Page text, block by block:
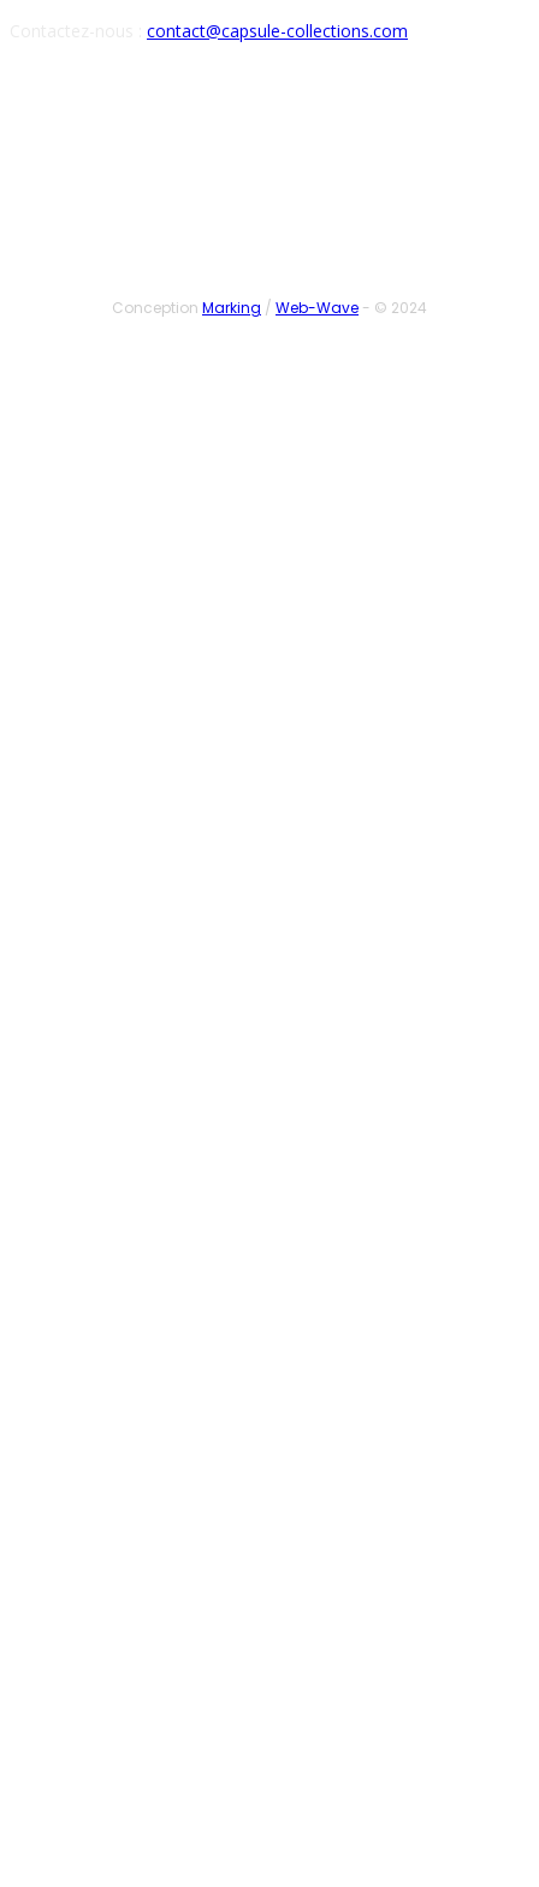
contact@capsule-collections.com
Conception Marking / Web-Wave - © 2024